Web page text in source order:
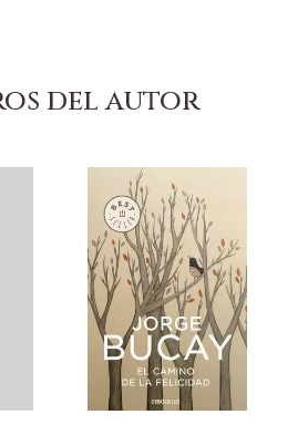
del autor